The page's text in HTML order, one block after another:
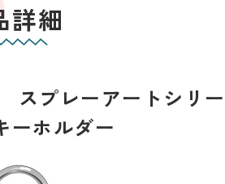
詳細
スプレーアートシリ
ーホルダー